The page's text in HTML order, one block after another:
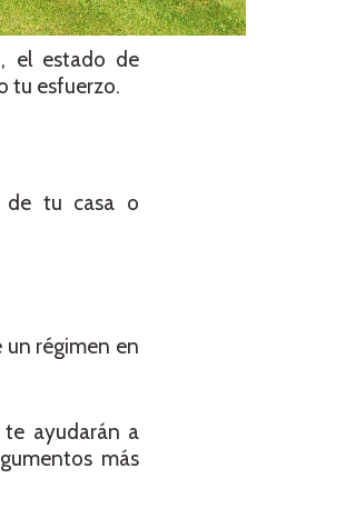
el estado de
tu esfuerzo.
de tu casa o
un régimen en
te ayudarán a
más